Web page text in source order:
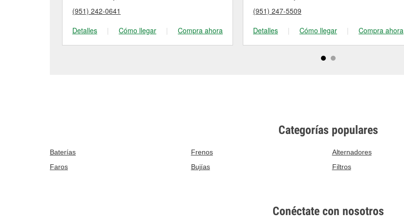
(951) 242-0641
Detalles
| Cómo llegar | Compra ahora
(951) 247-5509
Detalles
| Cómo llegar | Compra ahora
Categorías populares
Baterías Frenos Alternadores
Faros
Bujías Filtros
Conéctate con nosotros